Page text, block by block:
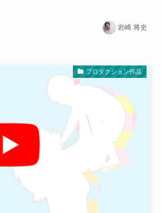
岩崎 将史
プロダクション作品